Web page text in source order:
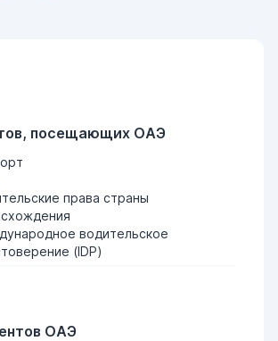
посещающих ОАЭ
права страны
водительское
(IDP)
ОАЭ